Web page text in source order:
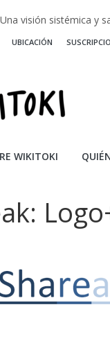
Una visión sistémica y
Investigando y
UBICACIÓN
WIKITOKI